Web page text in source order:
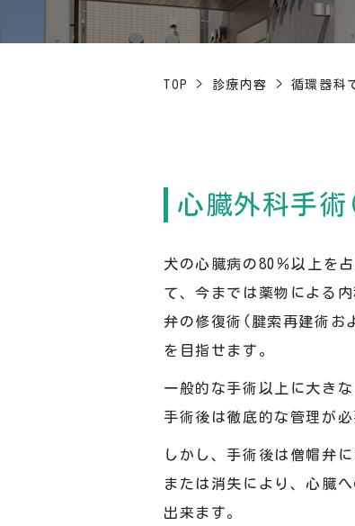
TOP > 診療内容 > 循環器科
心臓外科手
犬の心臓病の80％以上を
て、今までは薬物による
弁の修復術(腱索再建術お
を目指せます。
一般的な手術以上に大き
手術後は徹底的な管理が必
しかし、手術後は僧帽弁
または消失により、心臓
出来ます。